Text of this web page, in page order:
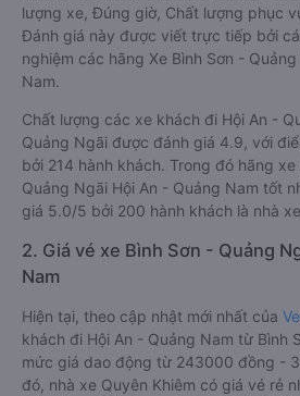
lượng xe, Đúng giờ, Chất lượng phục
Đánh giá này được viết trực tiếp bởi
nghiệm các hãng Xe Bình Sơn -
Nam.
Chất lượng các xe khách đi Hội An -
Quảng Ngãi được đánh giá 4.9, với
bởi 214 hành khách. Trong đó hãng
Quảng Ngãi Hội An - Quảng Nam tốt
giá 5.0/5 bởi 200 hành khách là nhà
2. Giá vé xe Bình Sơn - Quảng
Nam
Hiện tại, theo cập nhật mới nhất của
khách đi Hội An - Quảng Nam từ Bình
mức giá dao động từ 243000 đồng -
đó, nhà xe Quyên Khiêm có giá vé rẻ